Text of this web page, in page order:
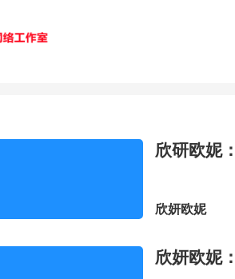
欣研欧妮
欣妍欧妮
欣妍欧妮